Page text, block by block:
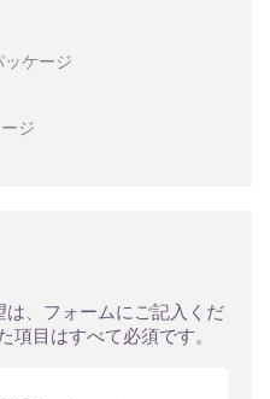
ケージ
ジ
、フォームにご記入くだ
項目はすべて必須です。